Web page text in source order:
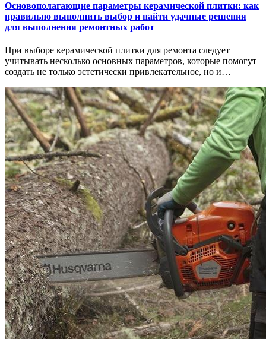
Основополагающие параметры керамической плитки: как
правильно выполнить выбор и найти удачные решения
для выполнения ремонтных работ
При выборе керамической плитки для ремонта следует
учитывать несколько основных параметров, которые помогут
создать не только эстетически привлекательное, но и…